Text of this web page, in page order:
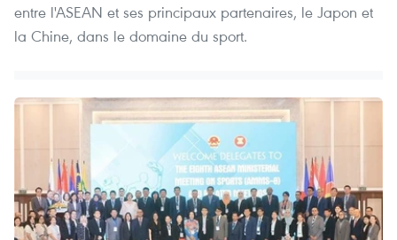
entre l'ASEAN et ses principaux partenaires, le Japon et
la Chine, dans le domaine du sport.